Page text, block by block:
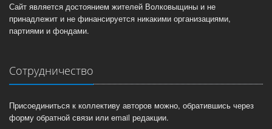
Сайт является достоянием жителей Волковыщины и не
принадлежит и не финансируется никакими организациями,
партиями и фондами.
Сотрудничество
Присоединиться к коллективу авторов можно, обратившись через
форму обратной связи или email редакции.